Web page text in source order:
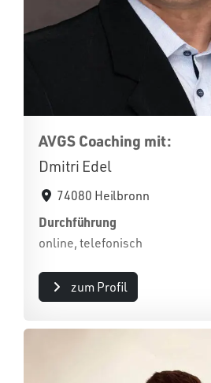
AVGS Coaching mit:
Dmitri Edel
74080 Heilbronn
Durchführung
online, telefonisch
zum Profil